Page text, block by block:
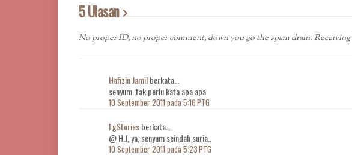
5 Ulasan
No proper ID, no proper comment, down you go the spam drain.
Hafizin Jamilberkata…
senyum..tak perlu kata apa apa
10 September 2011 pada 5:16 PTG
EgStoriesberkata…
@ H.J, ya, senyum seindah suria..
10 September 2011 pada 5:23 PTG